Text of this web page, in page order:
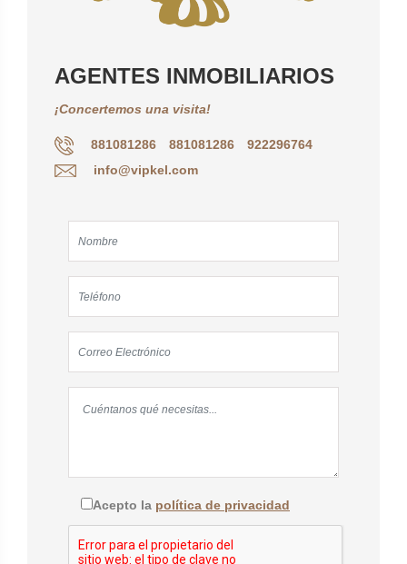
AGENTES INMOBILIARIOS
¡Concertemos una visita!
881081286 881081286
922296764
info@vipkel.com
Acepto la política de privacidad